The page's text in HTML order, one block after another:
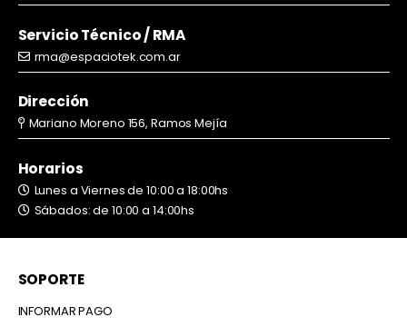
Servicio Técnico / RMA
rma@espaciotek.com.ar
Dirección
Mariano Moreno 156, Ramos Mejía
Horarios
Lunes a Viernes de 10:00 a 18:00hs
Sábados: de 10:00 a 14:00hs
SOPORTE
INFORMAR PAGO